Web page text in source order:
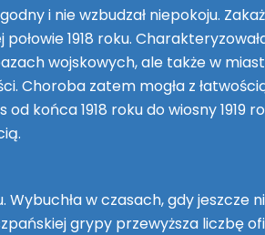
i nie wzbudzał niepokoju.
1918 roku.
wojskowych, ale także w
Choroba zatem mogła z
końca 1918 roku do wiosny 1919
w czasach, gdy jeszcze
grypy przewyższa liczbę